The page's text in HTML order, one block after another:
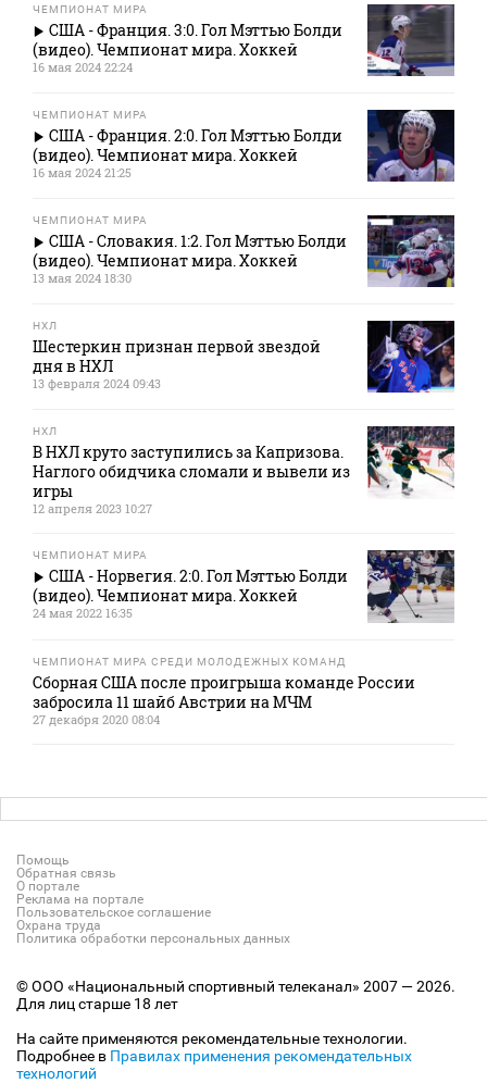
ЧЕМПИОНАТ МИРА
США - Франция. 3:0. Гол Мэттью Болди
(видео). Чемпионат мира. Хоккей
16 мая 2024 22:24
ЧЕМПИОНАТ МИРА
США - Франция. 2:0. Гол Мэттью Болди
(видео). Чемпионат мира. Хоккей
16 мая 2024 21:25
ЧЕМПИОНАТ МИРА
США - Словакия. 1:2. Гол Мэттью Болди
(видео). Чемпионат мира. Хоккей
13 мая 2024 18:30
НХЛ
Шестеркин признан первой звездой
дня в НХЛ
13 февраля 2024 09:43
НХЛ
В НХЛ круто заступились за Капризова.
Наглого обидчика сломали и вывели из
игры
12 апреля 2023 10:27
ЧЕМПИОНАТ МИРА
США - Норвегия. 2:0. Гол Мэттью Болди
(видео). Чемпионат мира. Хоккей
24 мая 2022 16:35
ЧЕМПИОНАТ МИРА СРЕДИ МОЛОДЕЖНЫХ КОМАНД
Сборная США после проигрыша команде России
забросила 11 шайб Австрии на МЧМ
27 декабря 2020 08:04
Помощь
Обратная связь
О портале
Реклама на портале
Пользовательское соглашение
Охрана труда
Политика обработки персональных данных
© ООО «Национальный спортивный телеканал» 2007 — 2026.
Для лиц старше 18 лет
На сайте применяются рекомендательные технологии.
Подробнее в Правилах применения рекомендательных
технологий